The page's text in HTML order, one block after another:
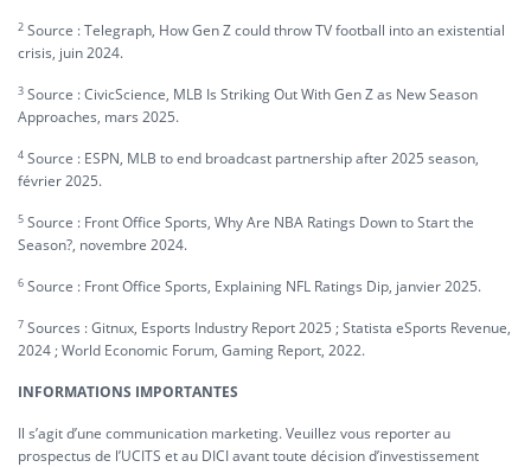
2 Source : Telegraph, How Gen Z could throw TV football into an existential
crisis, juin 2024.
3 Source : CivicScience, MLB Is Striking Out With Gen Z as New Season
Approaches, mars 2025.
4 Source : ESPN, MLB to end broadcast partnership after 2025 season,
février 2025.
5 Source : Front Office Sports, Why Are NBA Ratings Down to Start the
Season?, novembre 2024.
6 Source : Front Office Sports, Explaining NFL Ratings Dip, janvier 2025.
7 Sources : Gitnux, Esports Industry Report 2025 ; Statista eSports Revenue,
2024 ; World Economic Forum, Gaming Report, 2022.
INFORMATIONS IMPORTANTES
Il s’agit d’une communication marketing. Veuillez vous reporter au
prospectus de l’UCITS et au DICI avant toute décision d’investissement